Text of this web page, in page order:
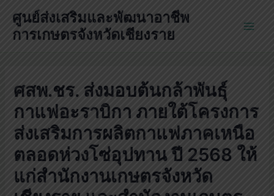
content
ศูนย์ส่งเสริมและพัฒนาอาชีพ
การเกษตรจังหวัดเชียงราย
ศสพ.ชร. ส่งมอบต้นกล้าพันธุ์
กาแฟอะราบิกา ภายใต้โครงการ
ส่งเสริมการผลิตกาแฟภาคเหนือ
ตลอดห่วงโซ่อุปทาน ปี 2568 ให้
แก่สำนักงานเกษตรจังหวัด